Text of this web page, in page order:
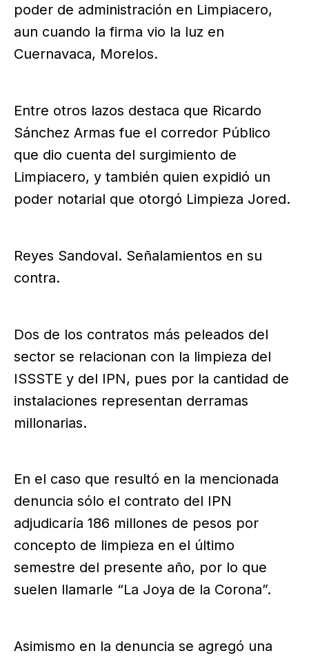
poder de administración en Limpiacero,
aun cuando la firma vio la luz en
Cuernavaca, Morelos.
Entre otros lazos destaca que Ricardo
Sánchez Armas fue el corredor Público
que dio cuenta del surgimiento de
Limpiacero, y también quien expidió un
poder notarial que otorgó Limpieza Jored.
Reyes Sandoval. Señalamientos en su
contra.
Dos de los contratos más peleados del
sector se relacionan con la limpieza del
ISSSTE y del IPN, pues por la cantidad de
instalaciones representan derramas
millonarias.
En el caso que resultó en la mencionada
denuncia sólo el contrato del IPN
adjudicaría 186 millones de pesos por
concepto de limpieza en el último
semestre del presente año, por lo que
suelen llamarle “La Joya de la Corona”.
Asimismo en la denuncia se agregó una